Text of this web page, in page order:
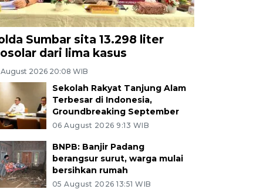
Sumbar sita 13.298 liter
dari lima kasus
2026 20:08 WIB
Sekolah Rakyat Tanjung Alam
Terbesar di Indonesia,
Groundbreaking September
06 August 2026 9:13 WIB
BNPB: Banjir Padang
berangsur surut, warga mulai
bersihkan rumah
05 August 2026 13:51 WIB